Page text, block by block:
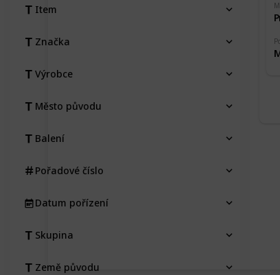
Item
Značka
Výrobce
Město původu
Balení
Pořadové číslo
Datum pořízení
Skupina
Země původu